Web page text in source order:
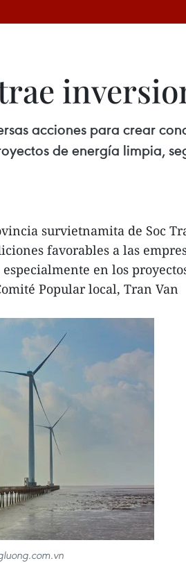
acciones para crear
de energía limpia,
survietnamita de Soc
favorables a las
en los
Popular local, Tran Van